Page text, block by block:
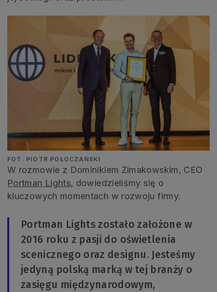
FOT. PIOTR POŁOCZAŃSKI
W rozmowie z Dominikiem Zimakowskim, CEO
Portman Lights, dowiedzieliśmy się o
kluczowych momentach w rozwoju firmy.
Portman Lights zostało założone w
2016 roku z pasji do oświetlenia
scenicznego oraz designu. Jesteśmy
jedyną polską marką w tej branży o
zasięgu międzynarodowym,